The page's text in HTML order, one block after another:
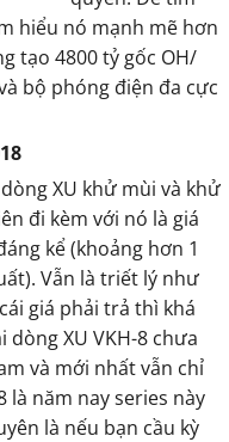
hiểu nó mạnh mẽ hơn
tạo 4800 tỷ gốc OH/
bộ phóng điện đa cực
XU khử mùi và khử
đi kèm với nó là giá
kể (khoảng hơn 1
Vẫn là triết lý như
giá phải trả thì khá
XU VKH-8 chưa
và mới nhất vẫn chỉ
là năm nay series này
là nếu bạn cầu kỳ